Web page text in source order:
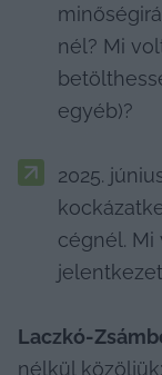
nél? Mi
egyéb)?
2025.
cégnél. Mi
Laczkó-
nélkül közöljük: